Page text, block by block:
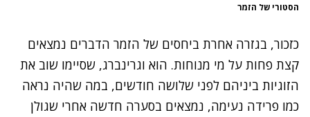
הסטורי של הזמר
כזכור, בגזרה אחרת ביחסים של הזמר הדברים נמצאים
קצת פחות על מי מנוחות. הוא וגרינברג, שסיימו שוב את
הזוגיות ביניהם לפני שלושה חודשים, במה שהיה נראה
כמו פרידה נעימה, נמצאים בסערה חדשה אחרי שגולן